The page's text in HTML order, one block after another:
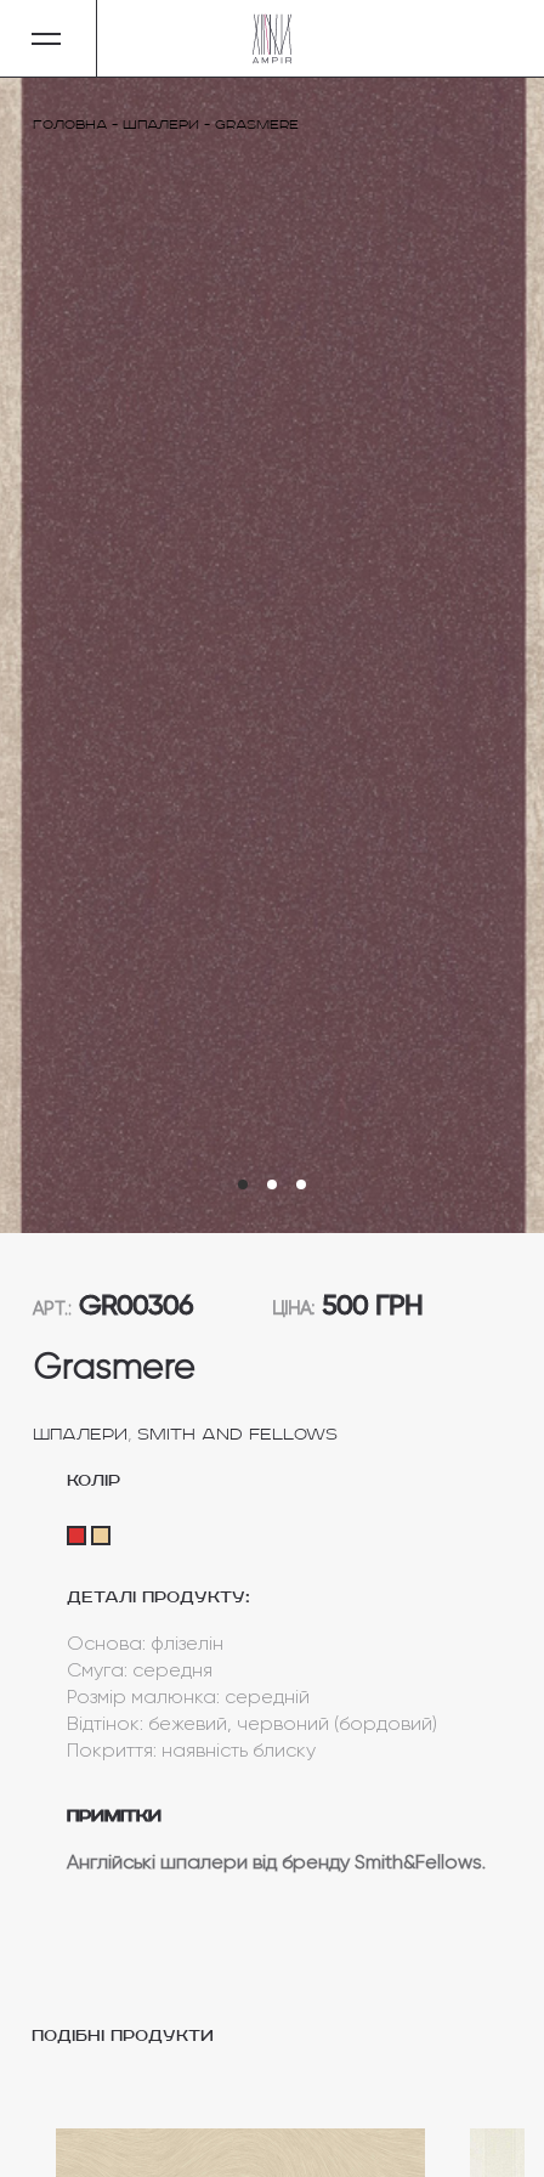
Головна- Шпалери -Grasmere
АРТ.:GR00306 ЦІНА: 500 ГРН
Grasmere
Шпалери Smith and Fellows
колір
Деталі продукту:
Основа: флізелін
Смуга: середня
Розмір малюнка: середній
Відтінок: бежевий, червоний (бордовий)
Покриття: наявність блиску
Примітки
Англійські шпалери від бренду Smith&Fellows.
подібні продукти